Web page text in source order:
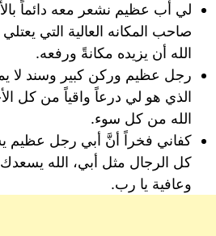
لي أب عظيم نشعر معه دائماً
صاحب المكانه العالية التي
الله أن يزيده مكانةً ورفعه.
رجل عظيم وركن كبير وسند لا
الذي هو لي درعاً واقياً من كل
الله من كل سوء.
كفاني فخراً أنَّ أبي رجل عظيم
كل الرجال مثل أبي، الله
وعافية يا رب.